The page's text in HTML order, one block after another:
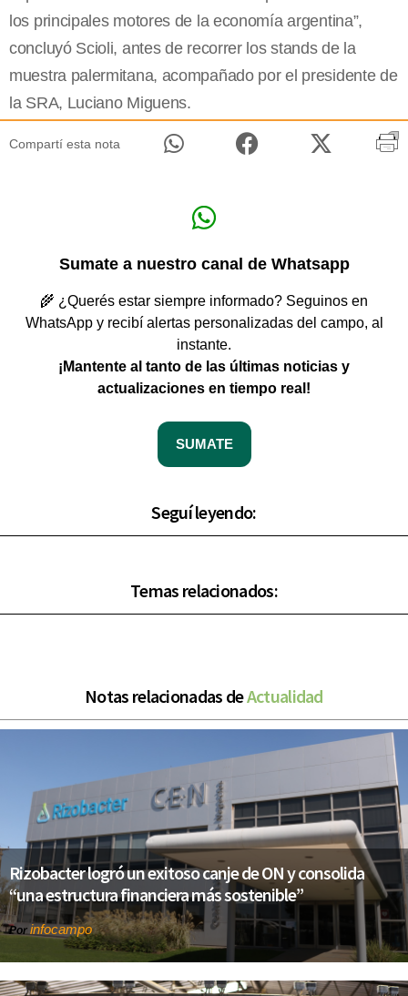
los principales motores de la economía argentina”,
concluyó Scioli, antes de recorrer los stands de la
muestra palermitana, acompañado por el presidente de
la SRA, Luciano Miguens.
Compartí esta nota
Sumate a nuestro canal de Whatsapp
🌾 ¿Querés estar siempre informado? Seguinos en
WhatsApp y recibí alertas personalizadas del campo, al
instante.
¡Mantente al tanto de las últimas noticias y
actualizaciones en tiempo real!
SUMATE
Seguí leyendo:
Temas relacionados:
Notas relacionadas deActualidad
Rizobacter logró un exitoso canje de ON y consolida
“una estructura financiera más sostenible”
Por infocampo